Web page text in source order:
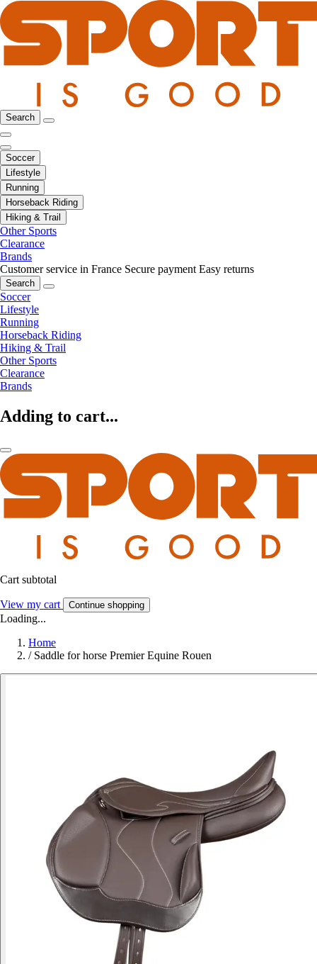
Search
Soccer
Lifestyle
Running
Horseback Riding
Hiking & Trail
Other Sports
Clearance
Brands
Customer service in France Secure payment Easy returns
Search
Soccer
Lifestyle
Running
Horseback Riding
Hiking & Trail
Other Sports
Clearance
Brands
Adding to cart...
Cart subtotal
View my cart Continue shopping
Loading...
Home
/ Saddle for horse Premier Equine Rouen